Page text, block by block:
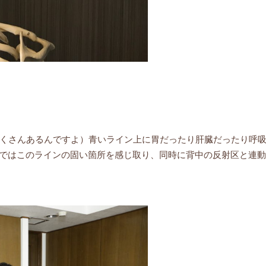
さんあるんですよ）青いライン上に胃だったり肝臓だったり呼
はこのラインの固い箇所を感じ取り、同時に背中の反射区と連